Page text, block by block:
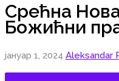
Срећна
Божићни
јануар 1, 2024 Aleksandar